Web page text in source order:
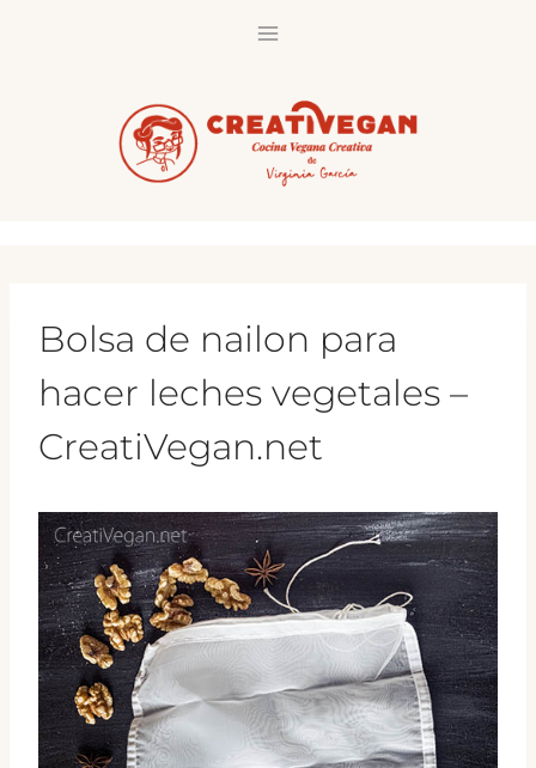
Bolsa de nailon para
hacer leches vegetales –
CreatiVegan.net